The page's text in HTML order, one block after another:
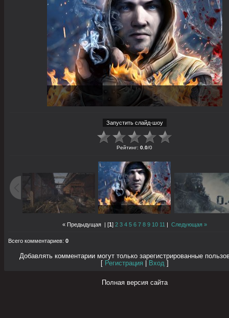
Рейтинг: 0.0/0
« Предыдущая | [1] 2 3 4 5 6 7 8 9 10 11 | Следующая »
Всего комментариев: 0
Добавлять комментарии могут только зарегистрированные
Регистрация Вход
Полная версия сайта